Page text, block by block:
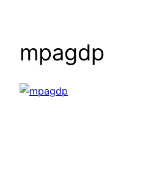
mpagdp